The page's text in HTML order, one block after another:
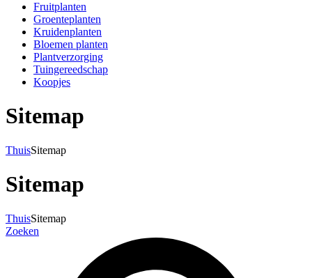
Fruitplanten
Groenteplanten
Kruidenplanten
Bloemen planten
Plantverzorging
Tuingereedschap
Koopjes
Sitemap
ThuisSitemap
Sitemap
ThuisSitemap
Zoeken